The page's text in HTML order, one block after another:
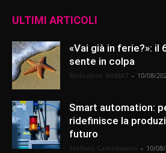
ULTIMI ARTICOLI
«Vai già in ferie?»: il
sente in colpa
- 10/08/
Smart automation:
ridefinisce la
futuro
- 10/